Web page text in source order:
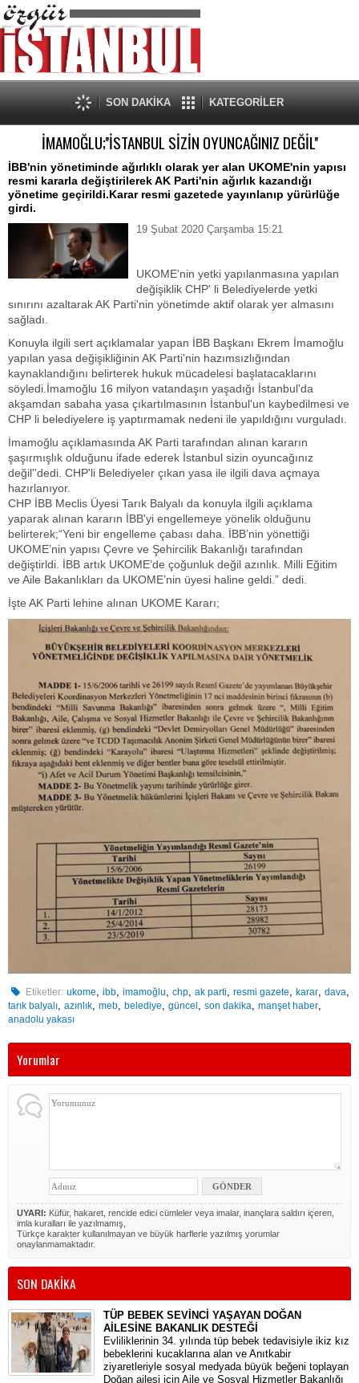
SON DAKİKA KATEGORİLER
İMAMOĞLU;''İSTANBUL SİZİN OYUNCAĞINIZ DEĞİL''
İBB'nin yönetiminde ağırlıklı olarak yer alan UKOME'nin yapısı
resmi kararla değiştirilerek AK Parti'nin ağırlık kazandığı
yönetime geçirildi.Karar resmi gazetede yayınlanıp yürürlüğe
girdi.
19 Şubat 2020 Çarşamba 15:21
UKOME'nin yetki yapılanmasına yapılan
değişiklik CHP' li Belediyelerde yetki
sınırını azaltarak AK Parti'nin yönetimde aktif olarak yer almasını
sağladı.
Konuyla ilgili sert açıklamalar yapan İBB Başkanı Ekrem İmamoğlu
yapılan yasa değişikliğinin AK Parti'nin hazımsızlığından
kaynaklandığını belirterek hukuk mücadelesi başlatacaklarını
söyledi.İmamoğlu 16 milyon vatandaşın yaşadığı İstanbul'da
akşamdan sabaha yasa çıkartılmasının İstanbul'un kaybedilmesi ve
CHP li belediyelere iş yaptırmamak nedeni ile yapıldığını vurguladı.
İmamoğlu açıklamasında AK Parti tarafından alınan kararın
şaşırmışlık olduğunu ifade ederek İstanbul sizin oyuncağınız
değil''dedi. CHP'li Belediyeler çıkan yasa ile ilgili dava açmaya
hazırlanıyor.
CHP İBB Meclis Üyesi Tarık Balyalı da konuyla ilgili açıklama
yaparak alınan kararın İBB'yi engellemeye yönelik olduğunu
belirterek;“Yeni bir engelleme çabası daha. İBB’nin yönettiği
UKOME’nin yapısı Çevre ve Şehircilik Bakanlığı tarafından
değiştirldi. İBB artık UKOME’de çoğunluk değil azınlık. Milli Eğitim
ve Aile Bakanlıkları da UKOME’nin üyesi haline geldi.” dedi.
İşte AK Parti lehine alınan UKOME Kararı;
Etiketler: ukome,ibb,imamoğlu,chp,ak parti,resmi gazete,karar,dava,
tarık balyalı, azınlık, meb, belediye, güncel , son dakika, manşet haber,
anadolu yakası
Yorumlar
UYARI: Küfür, hakaret, rencide edici cümleler veya imalar, inançlara saldırı içeren,
imla kuralları ile yazılmamış,
Türkçe karakter kullanılmayan ve büyük harflerle yazılmış yorumlar
onaylanmamaktadır.
SON DAKİKA
TÜP BEBEK SEVİNCİ YAŞAYAN DOĞAN
AİLESİNE BAKANLIK DESTEĞİ
​Evliliklerinin 34. yılında tüp bebek tedavisiyle ikiz kız
bebeklerini kucaklarına alan ve Anıtkabir
ziyaretleriyle sosyal medyada büyük beğeni toplayan
Doğan ailesi için Aile ve Sosyal Hizmetler Bakanlığı